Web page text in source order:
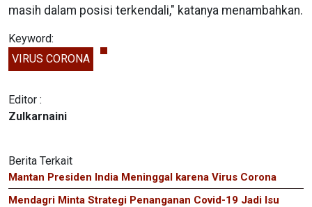
masih dalam posisi terkendali," katanya menambahkan.
Keyword:
VIRUS CORONA
Editor :
Zulkarnaini
Berita Terkait
Mantan Presiden India Meninggal karena Virus Corona
Mendagri Minta Strategi Penanganan Covid-19 Jadi Isu